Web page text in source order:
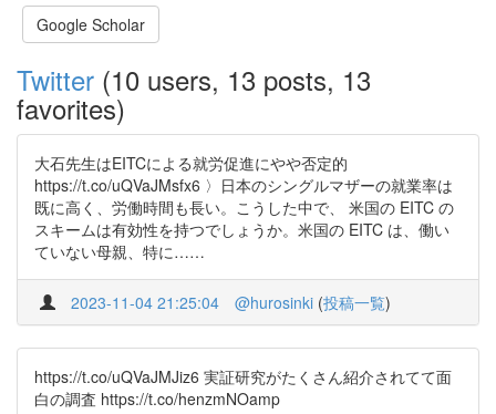
Google Scholar
Twitter (10 users, 13 posts, 13
favorites)
大石先生はEITCによる就労促進にやや否定的
https://t.co/uQVaJMsfx6 〉日本のシングルマザーの就業率は
既に高く、労働時間も長い。こうした中で、 米国の EITC の
スキームは有効性を持つでしょうか。米国の EITC は、働い
ていない母親、特に……
2023-11-04 21:25:04 @hurosinki (投稿一覧)
https://t.co/uQVaJMJiz6 実証研究がたくさん紹介されてて面
白の調査 https://t.co/henzmNOamp